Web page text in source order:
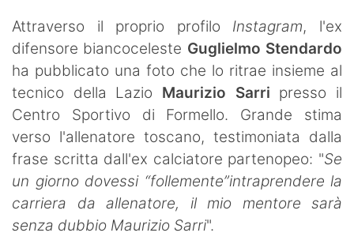
Attraverso il proprio profilo Instagram, l'ex
difensore biancoceleste Guglielmo Stendardo
ha pubblicato una foto che lo ritrae insieme al
tecnico della Lazio Maurizio Sarri presso il
Centro Sportivo di Formello. Grande stima
verso l'allenatore toscano, testimoniata dalla
frase scritta dall'ex calciatore partenopeo: "Se
un giorno dovessi “follemente”intraprendere la
carriera da allenatore, il mio mentore sarà
senza dubbio Maurizio Sarri".